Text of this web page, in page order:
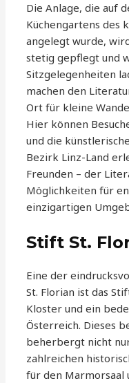
Die Anlage, die auf
Küchengartens des
angelegt wurde,
stetig gepflegt und
Sitzgelegenheiten
machen den
Ort für kleine
Hier können
und die
Bezirk Linz-Land
Freunden – der
Möglichkeiten für
einzigartigen
Stift St.
Eine der
St. Florian ist das
Kloster und ein
Österreich. Dieses
beherbergt nicht
zahlreichen
für den Marmorsaal